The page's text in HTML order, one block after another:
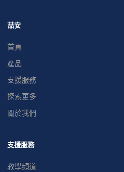
喆安
首頁
產品
支援服務
探索更多
關於我們
支援服務
教學頻道